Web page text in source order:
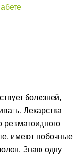
болезней,
Лекарства
ревматоидного
имеют побочные
Знаю одну